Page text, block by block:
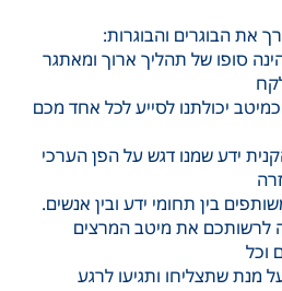
את הבוגרים והבוגרות:
סופו של תהליך ארוך ומאתגר
יכולתנו לסייע לכל אחד מכם
ידע שמנו דגש על הפן הערכי
בין תחומי ידע ובין אנשים.
לרשותכם את מיטב המרצים
וכל
מנת שתצליחו ותגיעו לרגע